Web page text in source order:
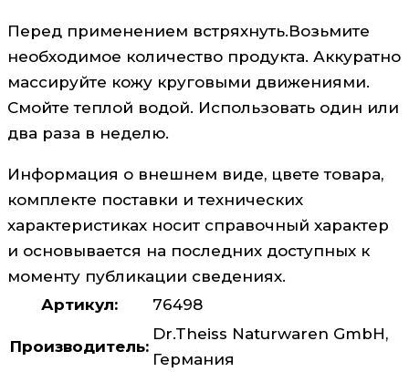
Перед применением встряхнуть.Возьмите
необходимое количество продукта. Аккуратно
массируйте кожу круговыми движениями.
Смойте теплой водой. Использовать один или
два раза в неделю.
Информация о внешнем виде, цвете товара,
комплекте поставки и технических
характеристиках носит справочный характер
и основывается на последних доступных к
моменту публикации сведениях.
Артикул:
76498
Производитель:
Dr.Theiss Naturwaren GmbH,
Германия